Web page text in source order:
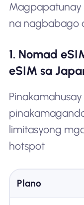
Magpapatunay
na nagbabago
1. Nomad
eSIM sa
limitasyong
hotspot
Plano